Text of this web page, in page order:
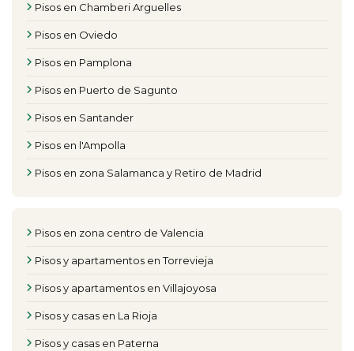
Pisos en Chamberi Arguelles
Pisos en Oviedo
Pisos en Pamplona
Pisos en Puerto de Sagunto
Pisos en Santander
Pisos en l'Ampolla
Pisos en zona Salamanca y Retiro de Madrid
Pisos en zona centro de Valencia
Pisos y apartamentos en Torrevieja
Pisos y apartamentos en Villajoyosa
Pisos y casas en La Rioja
Pisos y casas en Paterna